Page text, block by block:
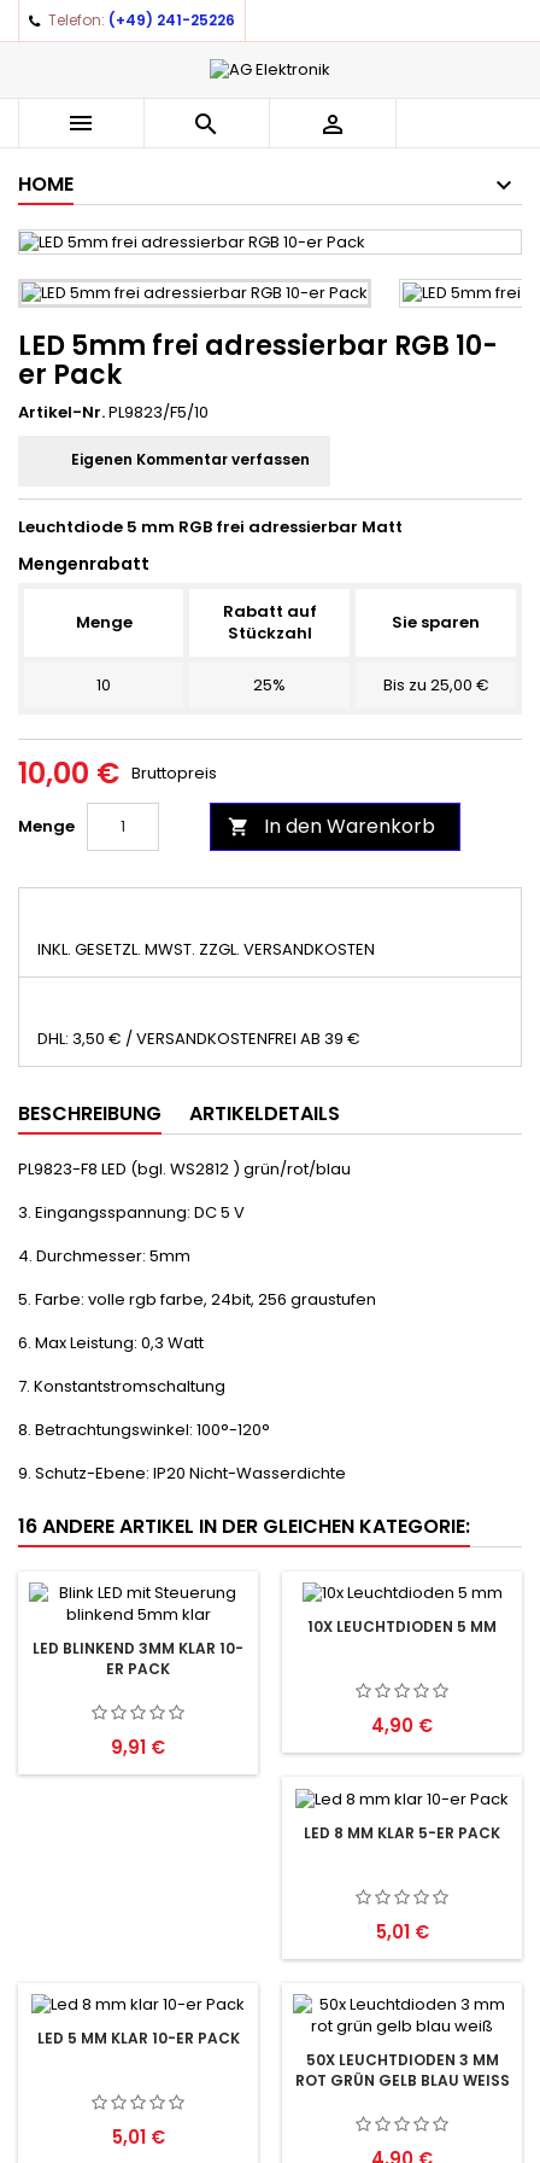
Telefon: (+49) 241-25226
  
HOME
LED 5mm frei adressierbar RGB 10-
er Pack
Artikel-Nr.PL9823/F5/10
Eigenen Kommentar verfassen
Leuchtdiode 5 mm RGB frei adressierbar Matt
Mengenrabatt
Menge
Rabatt auf
Stückzahl
Sie sparen
10 25% Bis zu 25,00 €
10,00 € Bruttopreis
Menge  In den Warenkorb
INKL. GESETZL. MWST. ZZGL. VERSANDKOSTEN
DHL: 3,50 € / VERSANDKOSTENFREI AB 39 €
BESCHREIBUNG ARTIKELDETAILS
PL9823-F8 LED (bgl. WS2812 ) grün/rot/blau
3. Eingangsspannung: DC 5 V
4. Durchmesser: 5mm
5. Farbe: volle rgb farbe, 24bit, 256 graustufen
6. Max Leistung: 0,3 Watt
7. Konstantstromschaltung
8. Betrachtungswinkel: 100°-120°
9. Schutz-Ebene: IP20 Nicht-Wasserdichte
16 ANDERE ARTIKEL IN DER GLEICHEN KATEGORIE:
LED BLINKEND 3MM KLAR 10-
ER PACK
Preis
9,91 €
10X LEUCHTDIODEN 5 MM
Preis
4,90 €
LED 8 MM KLAR 5-ER PACK
Preis
5,01 €
LED 5 MM KLAR 10-ER PACK
Preis
5,01 €
50X LEUCHTDIODEN 3 MM
ROT GRÜN GELB BLAU WEISS
Preis